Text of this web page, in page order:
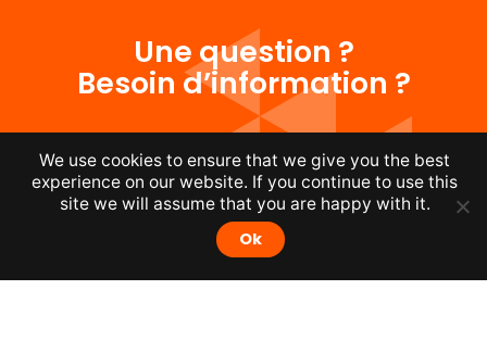
Une question ?
Besoin d’information ?
N’hésitez pas à nous contacter par
téléphone au065/37.57.11, par email
ou via
We use cookies to ensure that we give you the best
experience on our website. If you continue to use this
site we will assume that you are happy with it.
Ok